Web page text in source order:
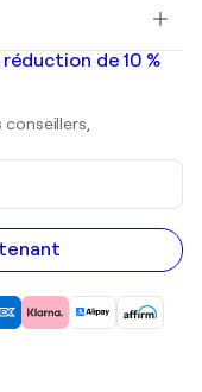
de 10 %